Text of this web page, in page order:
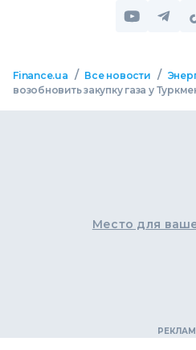
Finance.ua / Все новости /
возобновить закупку газа у
Место для